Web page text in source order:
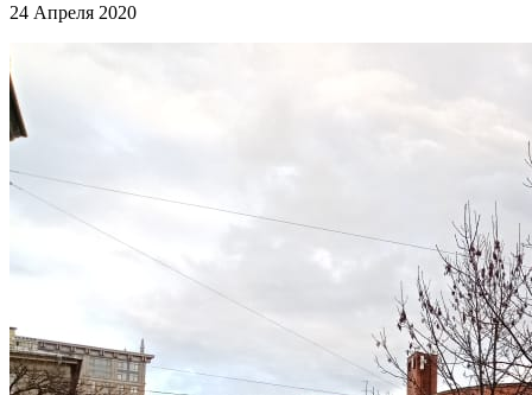
24 Апреля 2020